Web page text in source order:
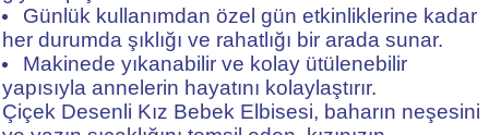
Günlük kullanımdan özel gün etkinliklerine kadar
her durumda şıklığı ve rahatlığı bir arada sunar.
Makinede yıkanabilir ve kolay ütülenebilir
yapısıyla annelerin hayatını kolaylaştırır.
Çiçek Desenli Kız Bebek Elbisesi, baharın neşesini